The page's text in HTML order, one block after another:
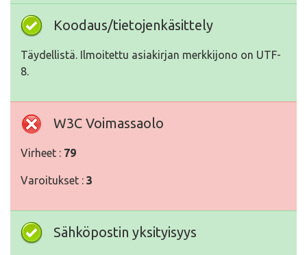
Koodaus/tietojenkäsittely
Täydellistä. Ilmoitettu asiakirjan merkkijono on UTF-
8.
W3C Voimassaolo
Virheet : 79
Varoitukset : 3
Sähköpostin yksityisyys